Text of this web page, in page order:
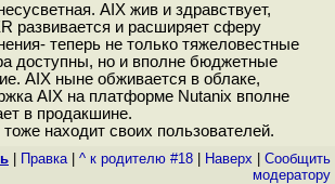
AIX жив и здравствует,
развивается и расширяет сферу
теперь не только тяжеловестные
доступны, но и вполне бюджетные
AIX ныне обживается в облаке,
AIX на платформе Nutanix вполне
в продакшине.
тоже находит своих пользователей.
Правка| ^ к родителю #18 Наверх
Cообщить
модератору